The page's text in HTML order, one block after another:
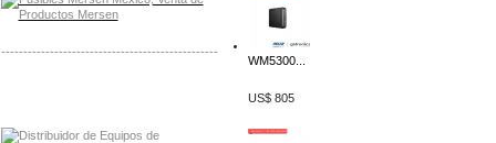
-------------------------------------------------
WM5300...
US$ 805